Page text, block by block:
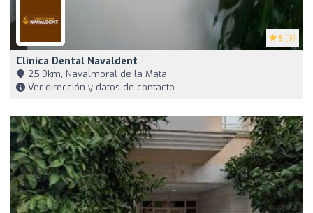
5 (9)
Clínica Dental Navaldent
25,9km, Navalmoral de la Mata
Ver dirección y datos de contacto